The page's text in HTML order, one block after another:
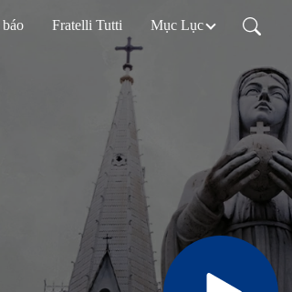
Fratelli Tutti Mục Lục